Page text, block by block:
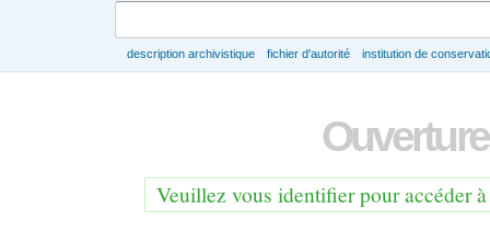
description archivistique fichier d'autorité institution de
Veuillez vous identifier pour accéder